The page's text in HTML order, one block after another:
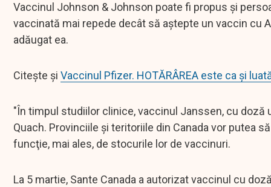
Vaccinul Johnson & Johnson poate fi propus şi
vaccinată mai repede decât să aştepte un vaccin cu
adăugat ea.
Citește și Vaccinul Pfizer. HOTĂRÂREA este ca și
"În timpul studiilor clinice, vaccinul Janssen, cu doză
Quach. Provinciile şi teritoriile din Canada vor putea
funcţie, mai ales, de stocurile lor de vaccinuri.
La 5 martie, Sante Canada a autorizat vaccinul cu